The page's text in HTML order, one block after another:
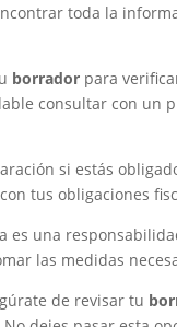
toda la
borrador para
consultar con un
si estás
tus obligaciones
es una
las medidas
de revisar tu